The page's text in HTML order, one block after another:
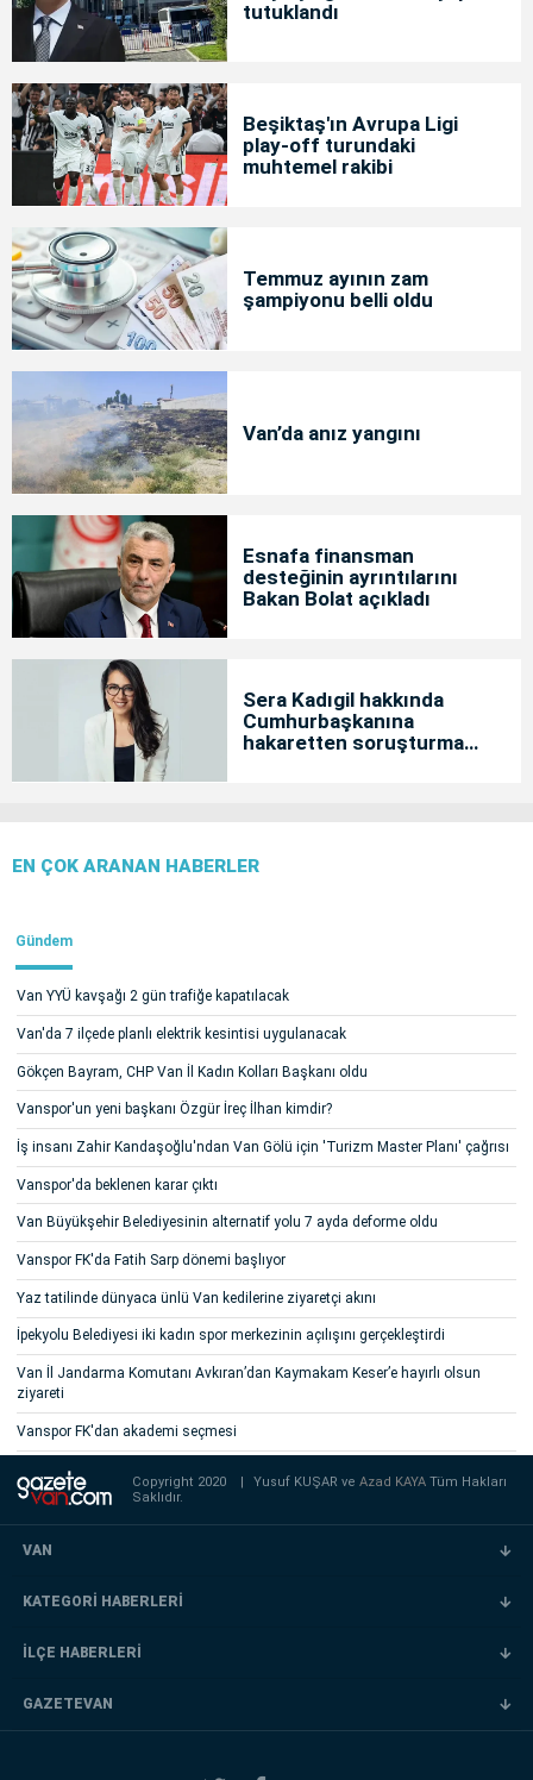
tutuklandı
Beşiktaş'ın Avrupa Ligi
play-off turundaki
muhtemel rakibi
Temmuz ayının zam
şampiyonu belli oldu
Van’da anız yangını
Esnafa finansman
desteğinin ayrıntılarını
Bakan Bolat açıkladı
Sera Kadıgil hakkında
Cumhurbaşkanına
hakaretten soruşturma
EN ÇOK ARANAN HABERLER
Gündem
Van YYÜ kavşağı 2 gün trafiğe kapatılacak
Van'da 7 ilçede planlı elektrik kesintisi uygulanacak
Gökçen Bayram, CHP Van İl Kadın Kolları Başkanı oldu
Vanspor'un yeni başkanı Özgür İreç İlhan kimdir?
İş insanı Zahir Kandaşoğlu'ndan Van Gölü için 'Turizm Master Planı' çağrısı
Vanspor'da beklenen karar çıktı
Van Büyükşehir Belediyesinin alternatif yolu 7 ayda deforme oldu
Vanspor FK'da Fatih Sarp dönemi başlıyor
Yaz tatilinde dünyaca ünlü Van kedilerine ziyaretçi akını
İpekyolu Belediyesi iki kadın spor merkezinin açılışını gerçekleştirdi
Van İl Jandarma Komutanı Avkıran’dan Kaymakam Keser’e hayırlı olsun
ziyareti
Vanspor FK'dan akademi seçmesi
Copyright 2020 Yusuf KUŞAR veAzad KAYATüm Hakları
Saklıdır.
VAN
KATEGORİ HABERLERİ
İLÇE HABERLERİ
GAZETEVAN